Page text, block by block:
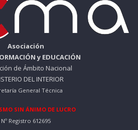
Asociación
y EDUCACIÓN
de Ámbito Nacional
DEL INTERIOR
General Técnica
SIN ÁNIMO DE LUCRO
Nº Registro 612695